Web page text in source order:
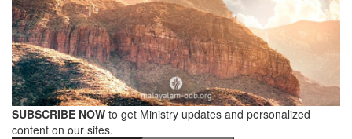
SUBSCRIBE NOW to get Ministry updates and personalized
content on our sites.